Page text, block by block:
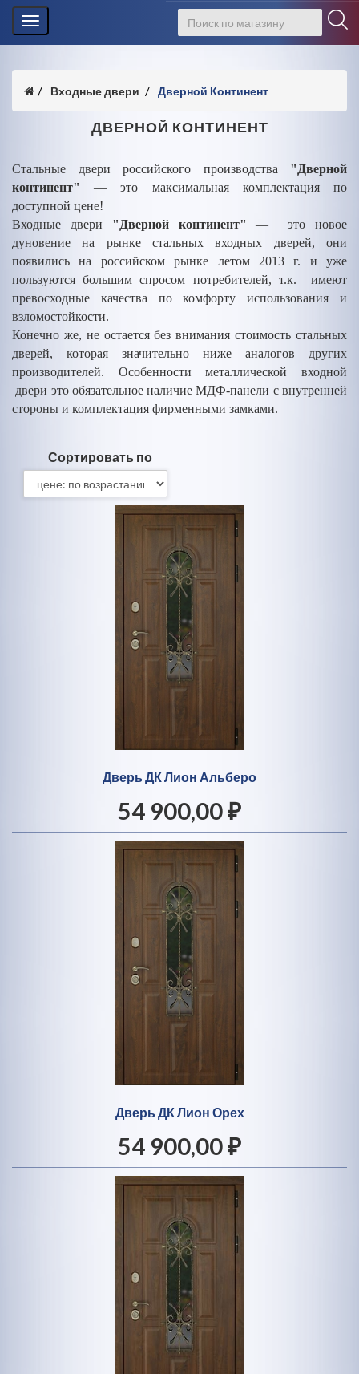
Toggle
navigation
Входные двери Дверной Континент
ДВЕРНОЙ КОНТИНЕНТ
Стальные двери российского производства "Дверной
континент"
— это максимальная комплектация по
доступной цене!
Входные двери "Дверной континент" — это новое
дуновение на рынке стальных входных дверей, они
появились на российском рынке летом 2013 г. и уже
пользуются большим спросом потребителей, т.к. имеют
превосходные качества по комфорту использования и
взломостойкости.
Конечно же, не остается без внимания стоимость стальных
дверей, которая значительно ниже аналогов других
производителей. Особенности металлической входной
двери это обязательное наличие МДФ-панели с внутренней
стороны и комплектация фирменными замками.
Сортировать по
Дверь ДК Лион Альберо
54 900,00 ₽
Дверь ДК Лион Орех
54 900,00 ₽